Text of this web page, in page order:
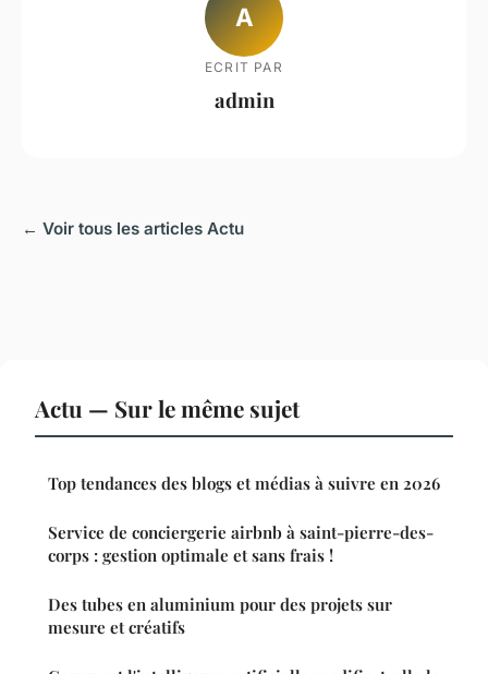
A
ECRIT PAR
admin
← Voir tous les articles Actu
Actu — Sur le même sujet
Top tendances des blogs et médias à suivre en 2026
Service de conciergerie airbnb à saint-pierre-des-
corps : gestion optimale et sans frais !
Des tubes en aluminium pour des projets sur
mesure et créatifs